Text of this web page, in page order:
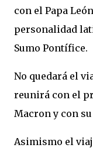
con el Papa
personalidad
Sumo Pontífice.
No quedará el
reunirá con el
Macron y con
Asimismo el